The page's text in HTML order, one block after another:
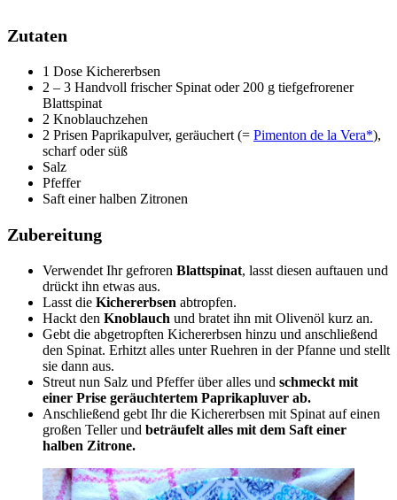
Zutaten
1 Dose Kichererbsen
2 – 3 Handvoll frischer Spinat oder 200 g tiefgefrorener
Blattspinat
2 Knoblauchzehen
2 Prisen Paprikapulver, geräuchert (= Pimenton de la Vera*),
scharf oder süß
Salz
Pfeffer
Saft einer halben Zitronen
Zubereitung
Verwendet Ihr gefroren Blattspinat, lasst diesen auftauen und
drückt ihn etwas aus.
Lasst die Kichererbsen abtropfen.
Hackt den Knoblauch und bratet ihn mit Olivenöl kurz an.
Gebt die abgetropften Kichererbsen hinzu und anschließend
den Spinat. Erhitzt alles unter Ruehren in der Pfanne und stellt
sie dann aus.
Streut nun Salz und Pfeffer über alles und schmeckt mit
einer Prise geräuchtertem Paprikapluver ab.
Anschließend gebt Ihr die Kichererbsen mit Spinat auf einen
großen Teller und beträufelt alles mit dem Saft einer
halben Zitrone.